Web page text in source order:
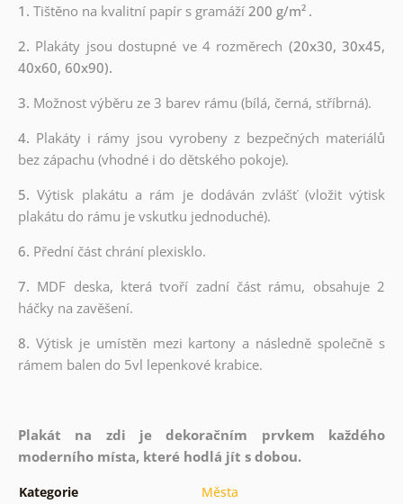
1. Tištěno na kvalitní papír s gramáží200 g/m² .
2. Plakáty jsou dostupné ve 4 rozměrech (20x30, 30x45,
40x60, 60x90).
3. Možnost výběru ze 3 barev rámu (bílá, černá, stříbrná).
4. Plakáty i rámy jsou vyrobeny z bezpečných materiálů
bez zápachu (vhodné i do dětského pokoje).
5.Výtisk plakátu a rám je dodáván zvlášť (vložit výtisk
plakátu do rámu je vskutku jednoduché).
6. Přední část chrání plexisklo.
7. MDF deska, která tvoří zadní část rámu, obsahuje 2
háčky na zavěšení.
8. Výtisk je umístěn mezi kartony a následně společně s
rámem balen do 5vl lepenkové krabice.
Plakát na zdi je dekoračním prvkem každého
moderního místa, které hodlá jít s dobou.
Kategorie Města